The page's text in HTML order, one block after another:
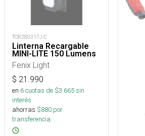
TOR280317J-C
Linterna Recargable
MINI-LITE 150 Lumens
Fenix Light
$ 21.990
en 6cuotas de $3.665sin
interés
ahorras $880 por
transferencia.